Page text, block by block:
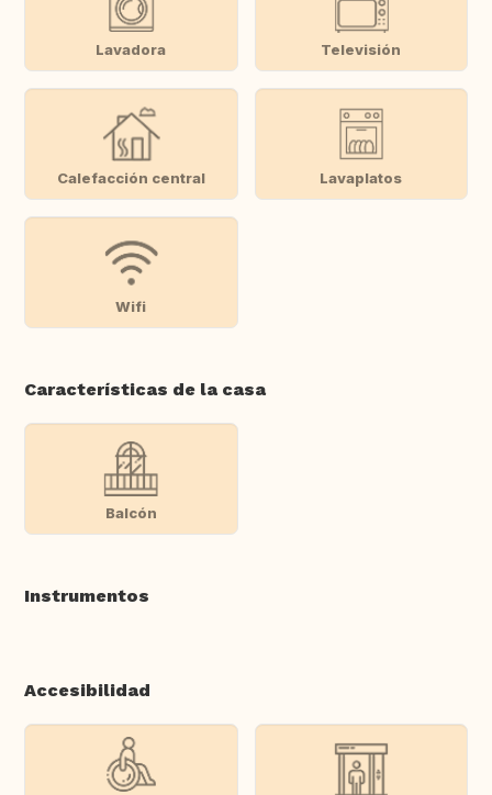
Lavadora Televisión
Calefacción central Lavaplatos
Wifi
Características de la casa
Balcón
Instrumentos
Accesibilidad